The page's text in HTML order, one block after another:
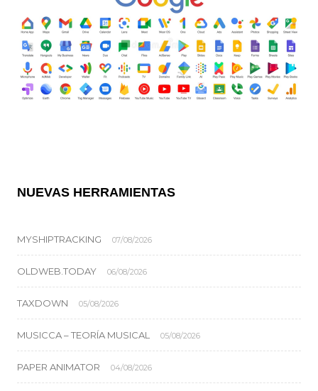
NUEVAS HERRAMIENTAS
MYSHIPTRACKING 07/08/2026
OLDWEB.TODAY 06/08/2026
TAXDOWN 05/08/2026
MUSICCA – TEORÍA MUSICAL 05/08/2026
PAPER ANIMATOR 04/08/2026